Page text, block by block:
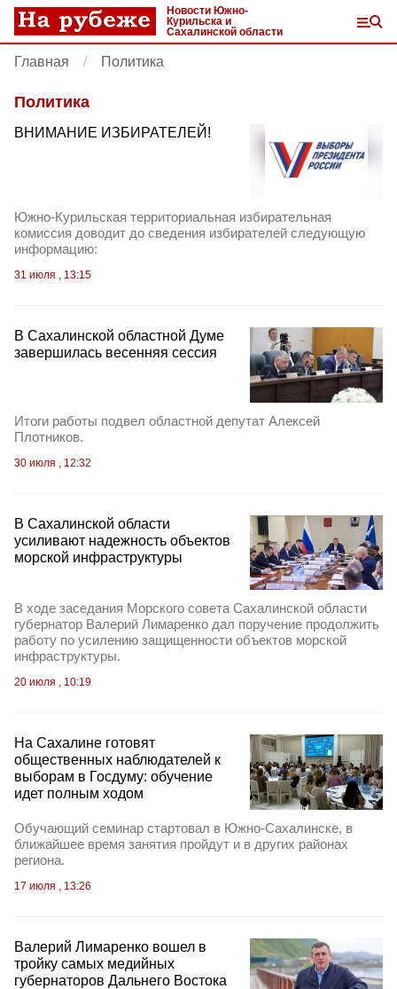
Новости Южно-
Курильска и
Сахалинской области
Главная Политика
Политика
ВНИМАНИЕ ИЗБИРАТЕЛЕЙ!
Южно-Курильская территориальная избирательная
комиссия доводит до сведения избирателей следующую
информацию:
31 июля , 13:15
В Сахалинской областной Думе
завершилась весенняя сессия
Итоги работы подвел областной депутат Алексей
Плотников.
30 июля , 12:32
В Сахалинской области
усиливают надежность объектов
морской инфраструктуры
В ходе заседания Морского совета Сахалинской области
губернатор Валерий Лимаренко дал поручение продолжить
работу по усилению защищенности объектов морской
инфраструктуры.
20 июля , 10:19
На Сахалине готовят
общественных наблюдателей к
выборам в Госдуму: обучение
идет полным ходом
Обучающий семинар стартовал в Южно-Сахалинске, в
ближайшее время занятия пройдут и в других районах
региона.
17 июля , 13:26
Валерий Лимаренко вошел в
тройку самых медийных
губернаторов Дальнего Востока